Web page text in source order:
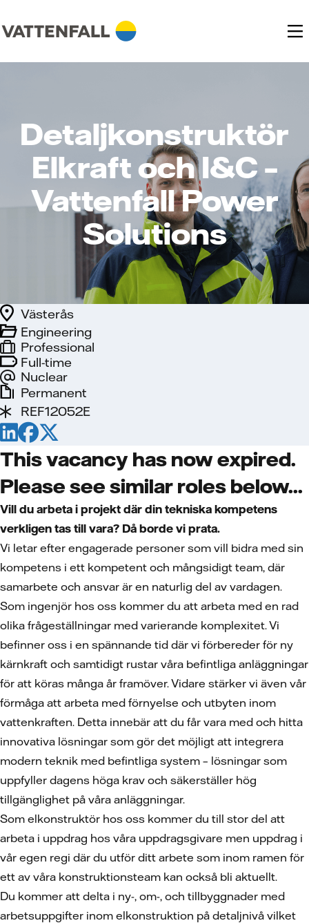
Detaljkonstruktör
Elkraft och I&C –
Vattenfall Power
Solutions
Full-time
Nuclear
Engineering
Västerås
Professional
Permanent
REF12052E
This vacancy has now expired.
Please see similar roles below...
Vill du arbeta i projekt där din tekniska kompetens
verkligen tas till vara? Då borde vi prata.
Vi letar efter engagerade personer som vill bidra med sin
kompetens i ett kompetent och mångsidigt team, där
samarbete och ansvar är en naturlig del av vardagen.
Som ingenjör hos oss kommer du att arbeta med en rad
olika frågeställningar med varierande komplexitet. Vi
befinner oss i en spännande tid där vi förbereder för ny
kärnkraft och samtidigt rustar våra befintliga anläggningar
för att köras många år framöver. Vidare stärker vi även vår
förmåga att arbeta med förnyelse och utbyten inom
vattenkraften. Detta innebär att du får vara med och hitta
innovativa lösningar som gör det möjligt att integrera
modern teknik med befintliga system – lösningar som
uppfyller dagens höga krav och säkerställer hög
tillgänglighet på våra anläggningar.
Som elkonstruktör hos oss kommer du till stor del att
arbeta i uppdrag hos våra uppdragsgivare men uppdrag i
vår egen regi där du utför ditt arbete som inom ramen för
ett av våra konstruktionsteam kan också bli aktuellt.
Du kommer att delta i ny-, om-, och tillbyggnader med
arbetsuppgifter inom elkonstruktion på detaljnivå vilket